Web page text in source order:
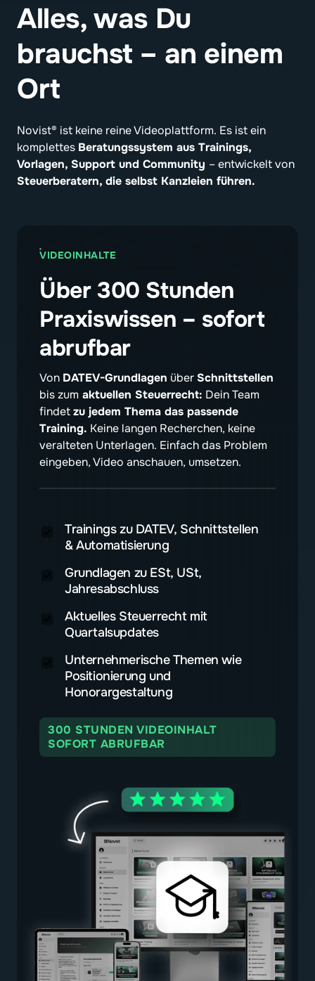
Alles, was
brauchst – an
Ort
Novist® ist keine reine Videoplattform. Es ist ein
komplettes Beratungssystem aus Trainings,
Vorlagen, Support und Community
Steuerberatern, die selbst Kanzleien führen.
VIDEOINHALTE
Über 300 Stunden
Praxiswissen – sofort
abrufbar
Von DATEV-Grundlagen über Schnittstellen
bis zum aktuellen Steuerrecht: Dein Team
findet zu jedem Thema das passende
Training. Keine langen Recherchen, keine
veralteten Unterlagen. Einfach das Problem
eingeben, Video anschauen, umsetzen.
Trainings zu DATEV, Schnittstellen
& Automatisierung
Grundlagen zu ESt, USt,
Jahresabschluss
Aktuelles Steuerrecht mit
Quartalsupdates
Unternehmerische Themen wie
Positionierung und
Honorargestaltung
300 STUNDEN VIDEOINHALT
SOFORT ABRUFBAR